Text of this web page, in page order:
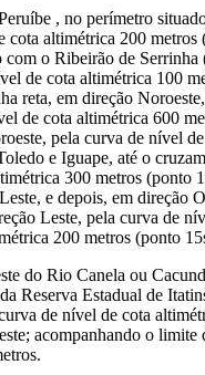
, no perímetro
altimétrica 200
o Ribeirão de
de cota altimétrica 100
reta, em direção
de cota altimétrica 600
pela curva de nível
e Iguape, até o
300 metros (ponto
e depois, em
Leste, pela curva de
200 metros (ponto
do Rio Canela ou
Reserva Estadual de
de nível de cota
acompanhando o